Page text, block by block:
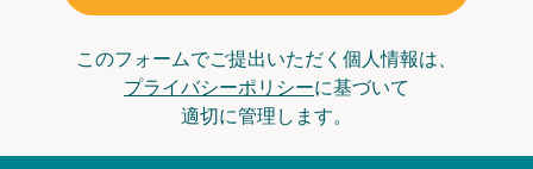
このフォームでご提出いただく個人情報は、
プライバシーポリシーに基づいて
適切に管理します。